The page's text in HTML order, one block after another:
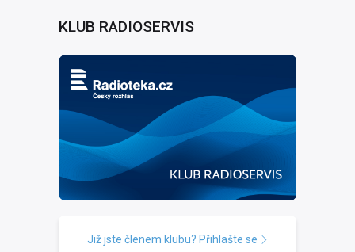
KLUB RADIOSERVIS
Již jste členem klubu? Přihlašte se